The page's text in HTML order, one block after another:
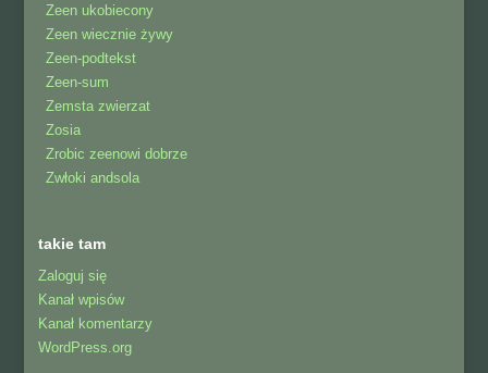
Zeen ukobiecony
Zeen wiecznie żywy
Zeen-podtekst
Zeen-sum
Zemsta zwierzat
Zosia
Zrobic zeenowi dobrze
Zwłoki andsola
takie tam
Zaloguj się
Kanał wpisów
Kanał komentarzy
WordPress.org